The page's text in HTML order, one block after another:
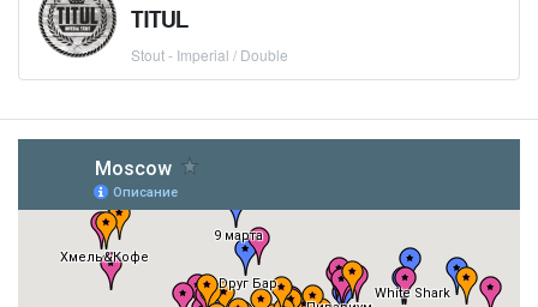
TITUL
Stout - Imperial / Double